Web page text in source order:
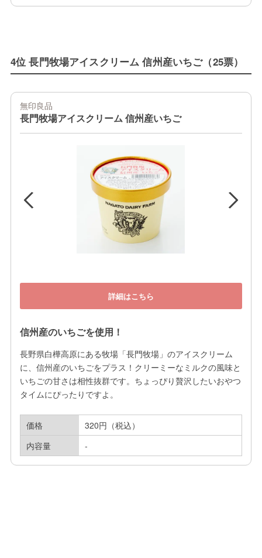
4位 長門牧場アイスクリーム 信州産いちご（25票）
無印良品
長門牧場アイスクリーム 信州産いちご
詳細はこちら
信州産のいちごを使用！
長野県白樺高原にある牧場「長門牧場」のアイスクリーム
に、信州産のいちごをプラス！クリーミーなミルクの風味と
いちごの甘さは相性抜群です。ちょっぴり贅沢したいおやつ
タイムにぴったりですよ。
価格
320円（税込）
内容量
-